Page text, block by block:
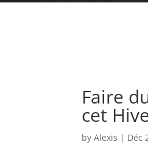
Faire
cet
byAlexis | Déc